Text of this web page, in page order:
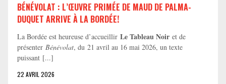
BÉNÉVOLAT : L’ŒUVRE PRIMÉE DE MAUD DE PALMA-
DUQUET ARRIVE À LA BORDÉE!
La Bordée est heureuse d’accueillir Le Tableau Noir et de
présenter Bénévolat, du 21 avril au 16 mai 2026, un texte
puissant [...]
22 AVRIL 2026